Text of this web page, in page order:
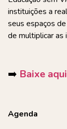
instituições a
seus espaços
de multiplicar as
➡️ Baixe
Agenda